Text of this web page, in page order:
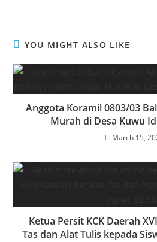
YOU MIGHT ALSO LIKE
Anggota Koramil 0803/03
Murah di Desa Kuwu
March 15,
Ketua Persit KCK Daerah
Tas dan Alat Tulis kepada